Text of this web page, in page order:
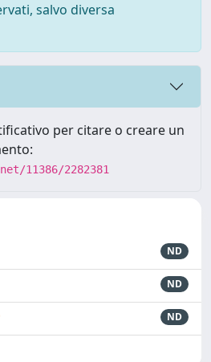
salvo diversa
per citare o creare un
11386/2282381
ND
ND
ND